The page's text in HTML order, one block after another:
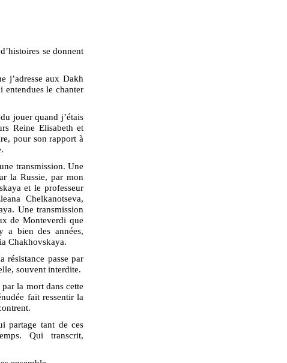
se donnent
j’adresse aux Dakh
entendues le chanter
jouer quand j’étais
Reine Elisabeth et
pour son rapport à
transmission. Une
la Russie, par mon
et le professeur
Chelkanotseva,
Une transmission
de Monteverdi que
a bien des années,
Chakhovskaya.
résistance passe par
souvent interdite.
la mort dans cette
fait ressentir la
partage tant de ces
Qui transcrit,